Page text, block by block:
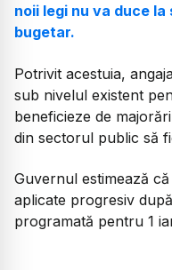
noii legi nu va duce
bugetar.
Potrivit acestuia,
sub nivelul existent
beneficieze de
din sectorul public să
Guvernul estimează
aplicate progresiv
programată pentru 1